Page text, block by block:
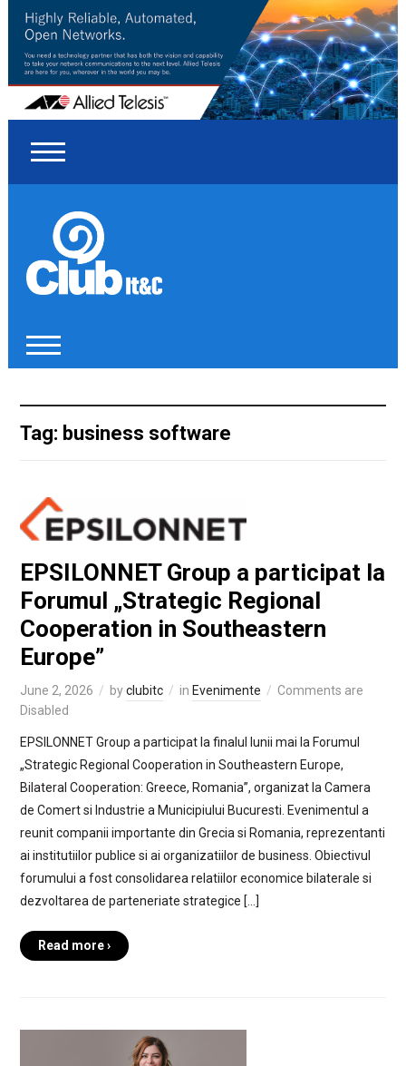
Tag: business software
EPSILONNET Group a participat la
Forumul „Strategic Regional
Cooperation in Southeastern
Europe”
June 2, 2026 byclubitc in Evenimente
Comments are
Disabled
EPSILONNET Group a participat la finalul lunii mai la Forumul
„Strategic Regional Cooperation in Southeastern Europe,
Bilateral Cooperation: Greece, Romania”, organizat la Camera
de Comert si Industrie a Municipiului Bucuresti. Evenimentul a
reunit companii importante din Grecia si Romania, reprezentanti
ai institutiilor publice si ai organizatiilor de business. Obiectivul
forumului a fost consolidarea relatiilor economice bilaterale si
dezvoltarea de parteneriate strategice […]
Read more ›